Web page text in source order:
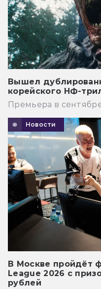
Вышел
корейского НФ-
Премьера в
Новости
В Москве пройдёт
League 2026 с
рублей